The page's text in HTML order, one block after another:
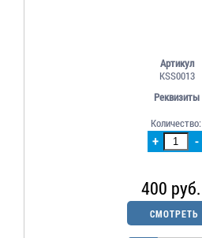
Артикул
KSS0013
Реквизиты
+ -
Количество:
400 руб.
СМОТРЕТЬ